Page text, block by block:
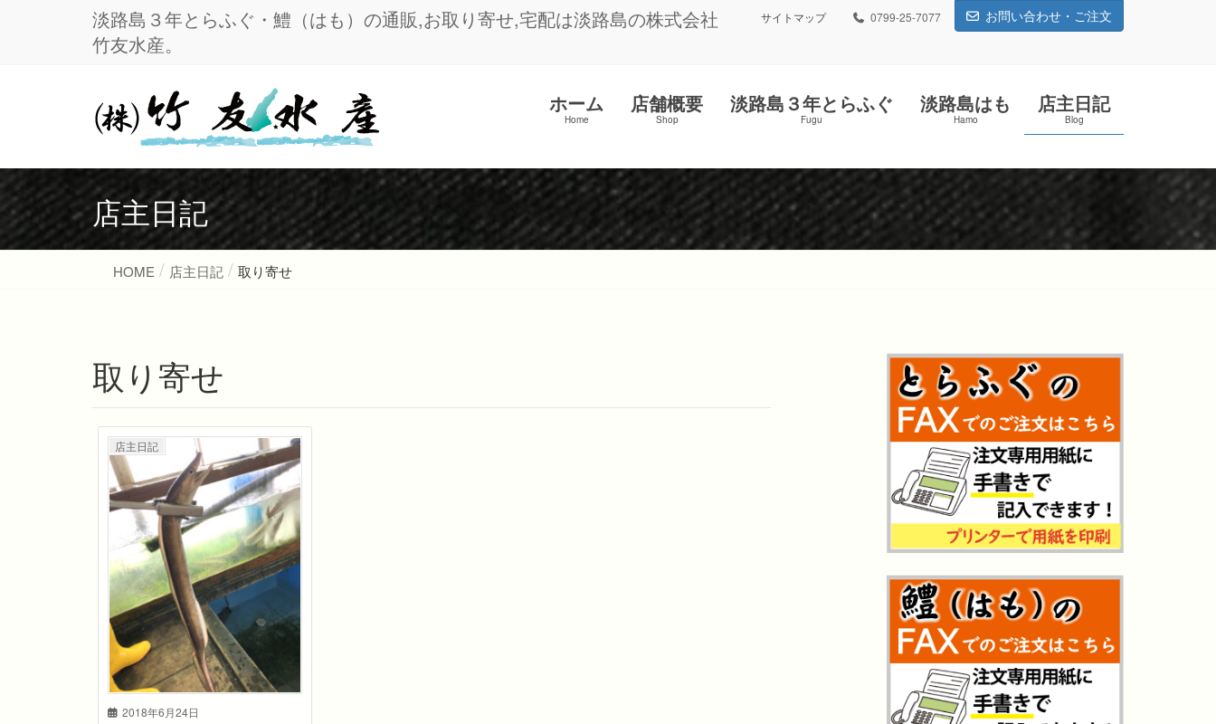
淡路島３年とらふぐ・鱧（はも）の通販,お取り寄せ,宅配は淡路島の株式会社
竹友水産。
サイトマップ 0799-25-7077 お問い合わせ・ご注文
ホーム
Home
店舗概要
Shop
淡路島３年とらふぐ
Fugu
淡路島はも
Hamo
店主日記
Blog
店主日記
HOME 店主日記 取り寄せ
取り寄せ
2018年6月24日
店主日記